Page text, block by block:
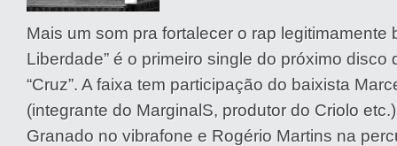
Mais um som pra fortalecer o rap legitimamente
Liberdade” é o primeiro single do próximo disco
“Cruz”. A faixa tem participação do baixista
(integrante do MarginalS, produtor do Criolo
Granado no vibrafone e Rogério Martins na